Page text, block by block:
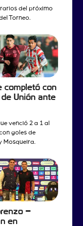
del próximo
Torneo.
completó con
Unión ante
venció 2 a 1 al
goles de
Mosqueira.
–
en